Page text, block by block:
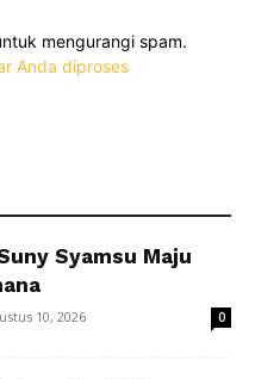
mengurangi spam.
Anda diproses
Syamsu Maju
10, 2026 0